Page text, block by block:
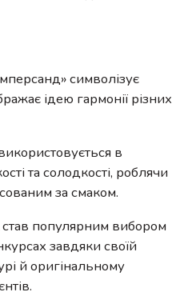
символізує
ідею гармонії різних
в
та солодкості, роблячи
за смаком.
популярним вибором
завдяки своїй
й оригінальному